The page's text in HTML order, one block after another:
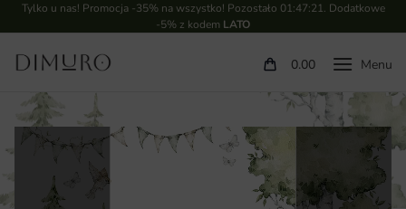
Tylko u nas! Promocja -35% na wszystko! Pozostało 01:47:21. Dodatkowe
-5% z kodem LATO
0.00